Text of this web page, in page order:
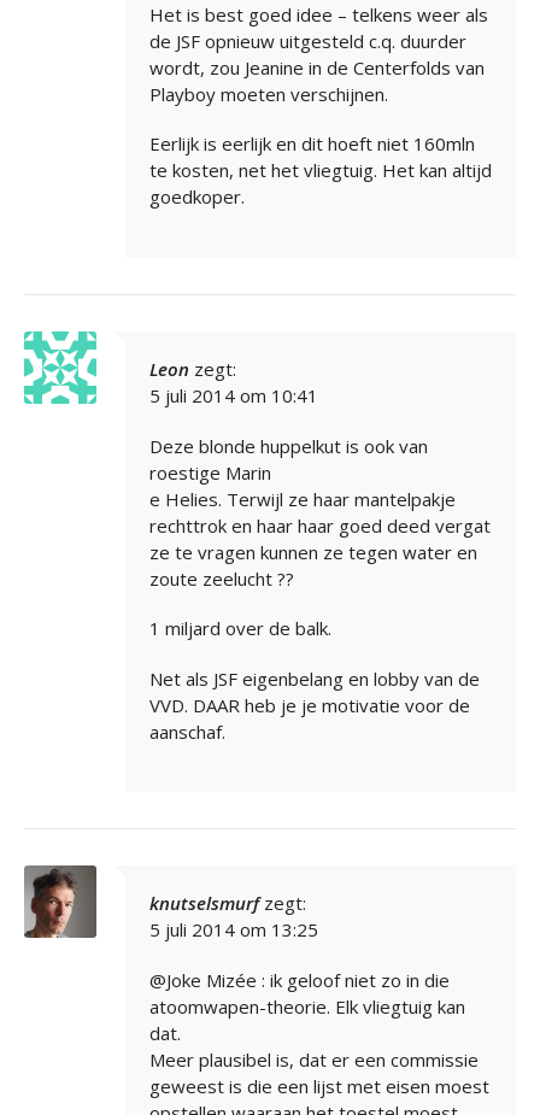
Het is best goed idee – telkens weer als
de JSF opnieuw uitgesteld c.q. duurder
wordt, zou Jeanine in de Centerfolds van
Playboy moeten verschijnen.
Eerlijk is eerlijk en dit hoeft niet 160mln
te kosten, net het vliegtuig. Het kan altijd
goedkoper.
Leon zegt:
5 juli 2014 om 10:41
Deze blonde huppelkut is ook van
roestige Marin
e Helies. Terwijl ze haar mantelpakje
rechttrok en haar haar goed deed vergat
ze te vragen kunnen ze tegen water en
zoute zeelucht ??
1 miljard over de balk.
Net als JSF eigenbelang en lobby van de
VVD. DAAR heb je je motivatie voor de
aanschaf.
knutselsmurf zegt:
5 juli 2014 om 13:25
@Joke Mizée : ik geloof niet zo in die
atoomwapen-theorie. Elk vliegtuig kan
dat.
Meer plausibel is, dat er een commissie
geweest is die een lijst met eisen moest